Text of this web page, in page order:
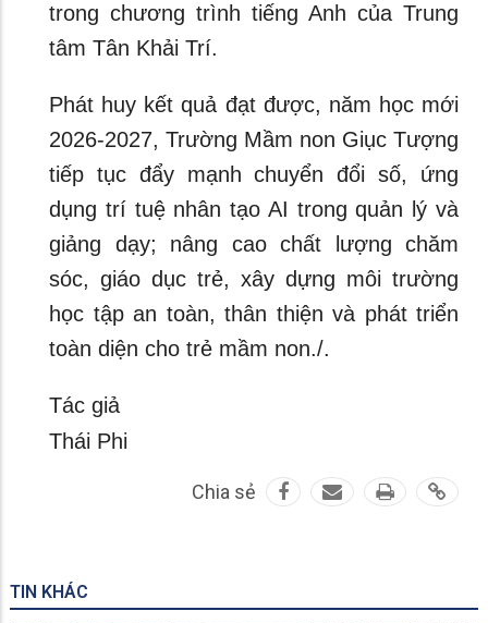
trong chương trình tiếng Anh của Trung
tâm Tân Khải Trí.
Phát huy kết quả đạt được, năm học mới
2026-2027, Trường Mầm non Giục Tượng
tiếp tục đẩy mạnh chuyển đổi số, ứng
dụng trí tuệ nhân tạo AI trong quản lý và
giảng dạy; nâng cao chất lượng chăm
sóc, giáo dục trẻ, xây dựng môi trường
học tập an toàn, thân thiện và phát triển
toàn diện cho trẻ mầm non./.
Tác giả
Thái Phi
Chia sẻ
TIN KHÁC